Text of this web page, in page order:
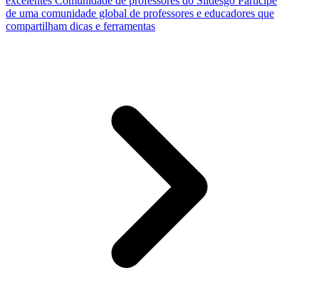
de uma comunidade global de professores e educadores que
compartilham dicas e ferramentas